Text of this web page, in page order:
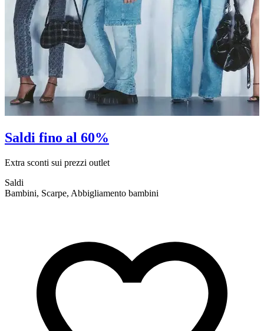
Saldi fino al 60%
Extra sconti sui prezzi outlet
Saldi
Bambini, Scarpe, Abbigliamento bambini